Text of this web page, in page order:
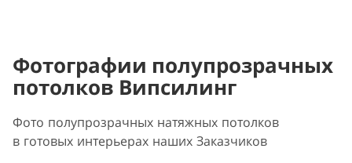
Фотографии полупрозрачных
потолков Випсилинг
Фото полупрозрачных натяжных потолков
в готовых интерьерах наших Заказчиков